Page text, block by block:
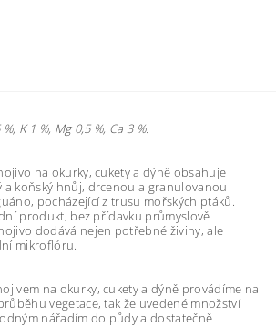
K 1 %, Mg 0,5 %, Ca 3 %.
na okurky, cukety a dýně obsahuje
a koňský hnůj, drcenou a granulovanou
pocházející z trusu mořských ptáků.
produkt, bez přídavku průmyslově
dodává nejen potřebné živiny, ale
mikroflóru.
na okurky, cukety a dýně provádíme na
vegetace, tak že uvedené množství
nářadím do půdy a dostatečně